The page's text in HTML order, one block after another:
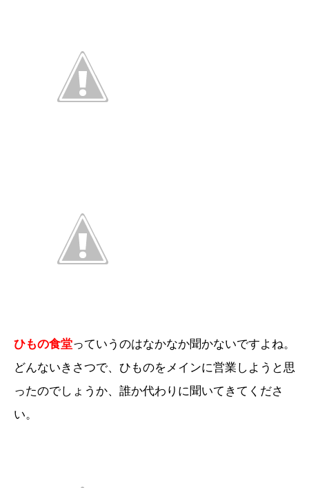
ひもの食堂っていうのはなかなか聞かないですよね。
どんないきさつで、ひものをメインに営業しようと思
ったのでしょうか、誰か代わりに聞いてきてくださ
い。